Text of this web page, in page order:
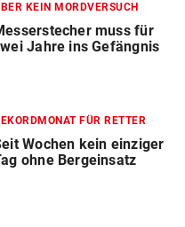
KEIN MORDVERSUCH
muss für
Jahre ins Gefängnis
FÜR RETTER
Wochen kein einziger
ohne Bergeinsatz